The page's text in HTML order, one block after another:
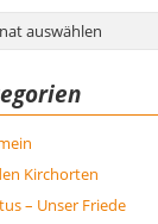
Kirchorten
– Unser Friede